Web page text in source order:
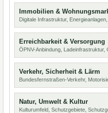
Immobilien &
Digitale Infrastruktur,
Erreichbarkeit & Versorgung
ÖPNV-Anbindung,
Verkehr, Sicherheit & Lärm
Bundesfernstraßen-Verkehr,
Natur, Umwelt & Kultur
Kulturumfeld, Schutzgebiete,